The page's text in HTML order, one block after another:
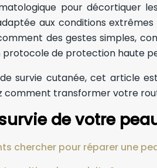
pour décortiquer
aux conditions
des gestes simples,
de protection haute
survie cutanée, cet article
comment transformer votre
de votre
chercher pour réparer une